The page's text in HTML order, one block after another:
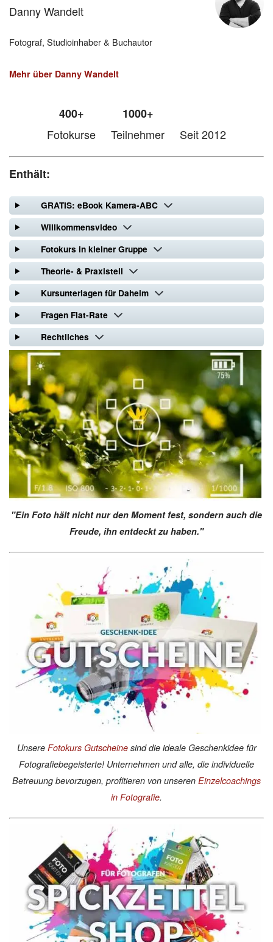
Danny Wandelt
Fotograf, Studioinhaber & Buchautor
Mehr über Danny Wandelt
400+
Fotokurse
1000+
Teilnehmer
Seit 2012
Enthält:
GRATIS: eBook Kamera-ABC
Willkommensvideo
Fotokurs in kleiner Gruppe
Theorie- & Praxisteil
Kursunterlagen für Daheim
Fragen Flat-Rate
Rechtliches
"Ein Foto hält nicht nur den Moment fest, sondern auch die
Freude, ihn entdeckt zu haben."
Unsere Fotokurs Gutscheinesind die ideale Geschenkidee für
Fotografiebegeisterte! Unternehmen und alle, die individuelle
Betreuung bevorzugen, profitieren von unseren Einzelcoachings
in Fotografie.